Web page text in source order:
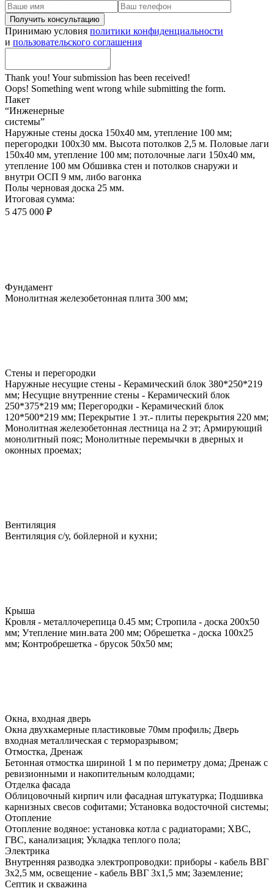
Принимаю условия политики конфиденциальности
и пользовательского соглашения
Thank you! Your submission has been received!
Oops! Something went wrong while submitting the form.
Пакет
“Инженерные
системы”
Наружные стены доска 150х40 мм, утепление 100 мм;
перегородки 100х30 мм. Высота потолков 2,5 м. Половые лаги
150х40 мм, утепление 100 мм; потолочные лаги 150х40 мм,
утепление 100 мм Обшивка стен и потолков снаружи и
внутри ОСП 9 мм, либо вагонка
Полы черновая доска 25 мм.
Итоговая сумма:
5 475 000 ₽
Фундамент
Монолитная железобетонная плита 300 мм;
Стены и перегородки
Наружные несущие стены - Керамический блок 380*250*219
мм; Несущие внутренние стены - Керамический блок
250*375*219 мм; Перегородки - Керамический блок
120*500*219 мм; Перекрытие 1 эт.- плиты перекрытия 220 мм;
Монолитная железобетонная лестница на 2 эт; Армирующий
монолитный пояс; Монолитные перемычки в дверных и
оконных проемах;
Вентиляция
Вентиляция с/у, бойлерной и кухни;
Крыша
Кровля - металлочерепица 0.45 мм; Стропила - доска 200х50
мм; Утепление мин.вата 200 мм; Обрешетка - доска 100х25
мм; Контробрешетка - брусок 50х50 мм;
Окна, входная дверь
Окна двухкамерные пластиковые 70мм профиль; Дверь
входная металлическая с терморазрывом;
Отмостка, Дренаж
Бетонная отмостка шириной 1 м по периметру дома; Дренаж с
ревизионными и накопительным колодцами;
Отделка фасада
Облицовочный кирпич или фасадная штукатурка; Подшивка
карнизных свесов софитами; Установка водосточной системы;
Отопление
Отопление водяное: установка котла с радиаторами; ХВС,
ГВС, канализация; Укладка теплого пола;
Электрика
Внутренняя разводка электропроводки: приборы - кабель ВВГ
3х2,5 мм, освещение - кабель ВВГ 3х1,5 мм; Заземление;
Септик и скважина